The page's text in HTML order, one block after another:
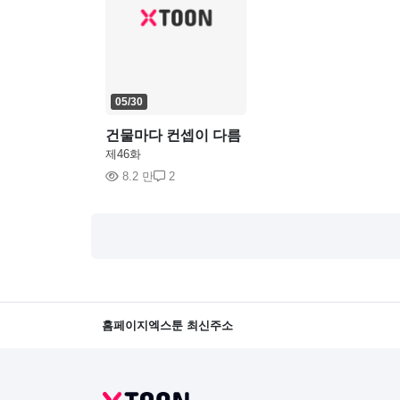
05/30
건물마다 컨셉이 다름
제46화
8.2 만
2
홈페이지 엑스툰 최신주소